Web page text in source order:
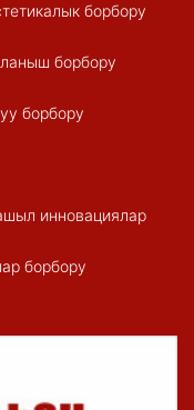
борбору
борбору
борбору
инновациялар
борбору